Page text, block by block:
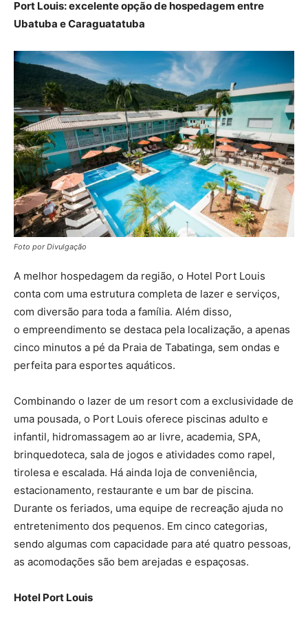
Port Louis: excelente opção de hospedagem entre
Ubatuba e Caraguatatuba
Foto por Divulgação
A melhor hospedagem da região, o Hotel Port Louis
conta com uma estrutura completa de lazer e serviços,
com diversão para toda a família. Além disso,
o empreendimento se destaca pela localização, a apenas
cinco minutos a pé da Praia de Tabatinga, sem ondas e
perfeita para esportes aquáticos.
Combinando o lazer de um resort com a exclusividade de
uma pousada, o Port Louis oferece piscinas adulto e
infantil, hidromassagem ao ar livre, academia, SPA,
brinquedoteca, sala de jogos e atividades como rapel,
tirolesa e escalada. Há ainda loja de conveniência,
estacionamento, restaurante e um bar de piscina.
Durante os feriados, uma equipe de recreação ajuda no
entretenimento dos pequenos. Em cinco categorias,
sendo algumas com capacidade para até quatro pessoas,
as acomodações são bem arejadas e espaçosas.
Hotel Port Louis